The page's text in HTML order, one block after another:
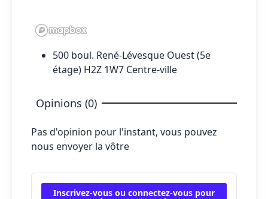
500 boul. René-Lévesque Ouest (5e
étage) H2Z 1W7 Centre-ville
Opinions (0)
Pas d'opinion pour l'instant, vous pouvez
nous envoyer la vôtre
Inscrivez-vous ou connectez-vous pour